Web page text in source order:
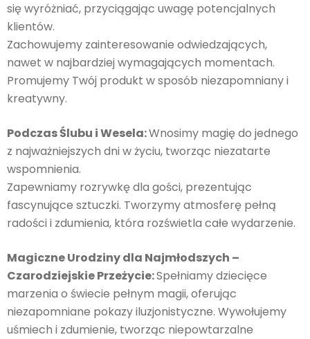
się wyróżniać, przyciągając uwagę potencjalnych
klientów.
Zachowujemy zainteresowanie odwiedzających,
nawet w najbardziej wymagających momentach.
Promujemy Twój produkt w sposób niezapomniany i
kreatywny.
Podczas Ślubu i Wesela:Wnosimy magię do jednego
z najważniejszych dni w życiu, tworząc niezatarte
wspomnienia.
Zapewniamy rozrywkę dla gości, prezentując
fascynujące sztuczki. Tworzymy atmosferę pełną
radości i zdumienia, która rozświetla całe wydarzenie.
Magiczne Urodziny dla Najmłodszych –
Czarodziejskie Przeżycie:Spełniamy dziecięce
marzenia o świecie pełnym magii, oferując
niezapomniane pokazy iluzjonistyczne. Wywołujemy
uśmiech i zdumienie, tworząc niepowtarzalne